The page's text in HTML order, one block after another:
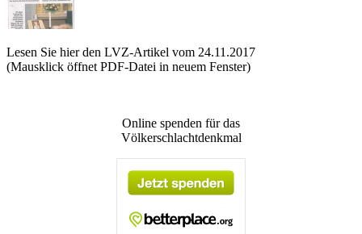
Lesen Sie hier den LVZ-Artikel vom 24.11.2017
(Mausklick öffnet PDF-Datei in neuem Fenster)
Online spenden für das
Völkerschlachtdenkmal